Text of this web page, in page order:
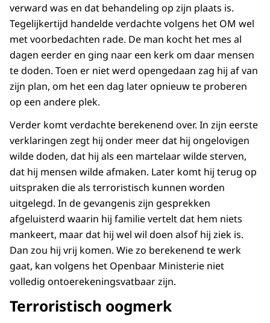
verward was en dat behandeling op zijn plaats is.
Tegelijkertijd handelde verdachte volgens het OM wel
met voorbedachten rade. De man kocht het mes al
dagen eerder en ging naar een kerk om daar mensen
te doden. Toen er niet werd opengedaan zag hij af van
zijn plan, om het een dag later opnieuw te proberen
op een andere plek.
Verder komt verdachte berekenend over. In zijn eerste
verklaringen zegt hij onder meer dat hij ongelovigen
wilde doden, dat hij als een martelaar wilde sterven,
dat hij mensen wilde afmaken. Later komt hij terug op
uitspraken die als terroristisch kunnen worden
uitgelegd. In de gevangenis zijn gesprekken
afgeluisterd waarin hij familie vertelt dat hem niets
mankeert, maar dat hij wel wil doen alsof hij ziek is.
Dan zou hij vrij komen. Wie zo berekenend te werk
gaat, kan volgens het Openbaar Ministerie niet
volledig ontoerekeningsvatbaar zijn.
Terroristisch oogmerk